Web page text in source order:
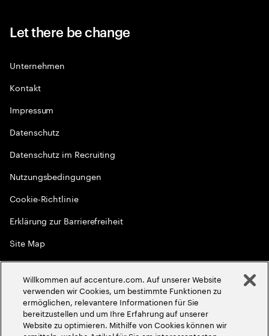
Let there be change
Unternehmen
Kontakt
Impressum
Datenschutz
Datenschutz im Recruiting
Nutzungsbedingungen
Cookie-Richtlinie
Erklärung zur Barrierefreiheit
Site Map
Globale Meritokratie
2026Accenture. Alle Rechte vorbehalten
Willkommen auf accenture.com. Auf unserer Website
verwenden wir Cookies, um bestimmte Funktionen zu
ermöglichen, relevantere Informationen für Sie
bereitzustellen und um Ihre Erfahrung auf unserer
Website zu optimieren. Mithilfe von Cookies können wir